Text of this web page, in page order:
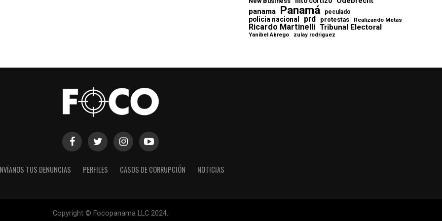
panama Panamá peculado
policia nacional prd protestas Realizando Metas
Ricardo Martinelli Tribunal Electoral
Yanibel Abrego zulay rodriguez
TUS DENUNCIAS PERFILES CASOS DE CORRUPCIÓN NOTICIAS
Copyright © Focopanama LLC 2024.